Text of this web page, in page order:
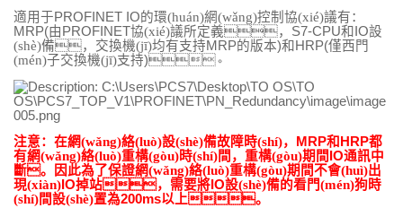
適用于PROFINET IO的環(huán)網(wǎng)控制協(xié)議有：
MRP(由 PROFINET協(xié)議所定義， S7-CPU和 IO設
(shè)備，交換機(jī)均有支持MRP的版本)和 HRP(僅西門
(mén)子交換機(jī)支持)。
注意：在網(wǎng)絡(luò)設(shè)備故障時(shí)， MRP和 HRP都
有網(wǎng)絡(luò)重構(gòu)時(shí)間，重構(gòu)期間 IO通訊中
斷。因此為了保證網(wǎng)絡(luò)重構(gòu)期間不會(huì)出
現(xiàn) IO掉站，需要將 IO設(shè)備的看門(mén)狗時
(shí)間設(shè)置為200ms以上。